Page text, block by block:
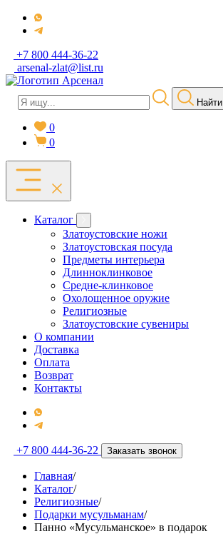
+7 800 444-36-22
arsenal-zlat@list.ru
Найти
0
0
Каталог
Златоустовские ножи
Златоустовская посуда
Предметы интерьера
Длинноклинковое
Средне-клинковое
Охолощенное оружие
Религиозные
Златоустовские сувениры
О компании
Доставка
Оплата
Возврат
Контакты
+7 800 444-36-22 Заказать звонок
Главная/
Каталог/
Религиозные/
Подарки мусульманам/
Панно «Мусульманское» в подарок